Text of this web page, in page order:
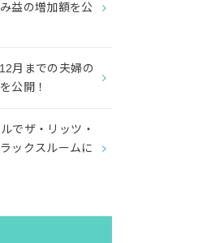
益の増加額を公
月までの夫婦の
公開！
でザ・リッツ・
ックスルームに